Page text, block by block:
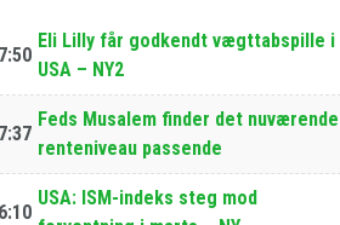
Eli Lilly får godkendt vægttabspille i
USA – NY2
Feds Musalem finder det nuværende
renteniveau passende
USA: ISM-indeks steg mod